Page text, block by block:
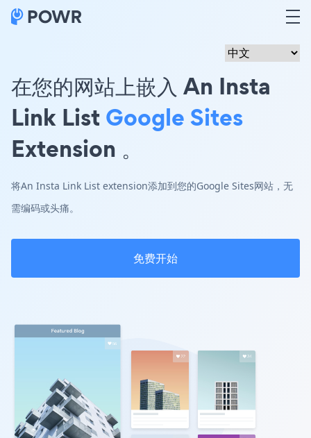
在您的网站上嵌入 An Insta
Link ListGoogle Sites
Extension 。
将An Insta Link List extension添加到您的Google Sites网站，无
需编码或头痛。
免费开始